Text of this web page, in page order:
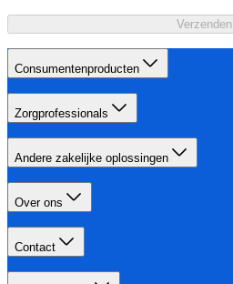
Verzenden
Consumentenproducten
Zorgprofessionals
Andere zakelijke oplossingen
Over ons
Contact